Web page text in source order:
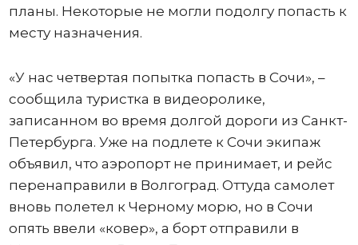
планы. Некоторые не могли подолгу попасть к
месту назначения.
«У нас четвертая попытка попасть в Сочи», –
сообщила туристка в видеоролике,
записанном во время долгой дороги из Санкт-
Петербурга. Уже на подлете к Сочи экипаж
объявил, что аэропорт не принимает, и рейс
перенаправили в Волгоград. Оттуда самолет
вновь полетел к Черному морю, но в Сочи
опять ввели «ковер», а борт отправили в